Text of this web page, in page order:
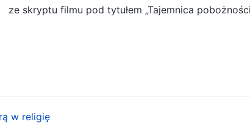
ze skryptu filmu pod tytułem „Tajemnica
w religię